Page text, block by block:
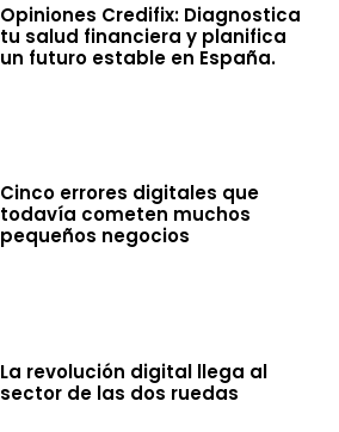
Opiniones Credifix: Diagnostica
tu salud financiera y planifica
un futuro estable en España.
Cinco errores digitales que
todavía cometen muchos
pequeños negocios
La revolución digital llega al
sector de las dos ruedas